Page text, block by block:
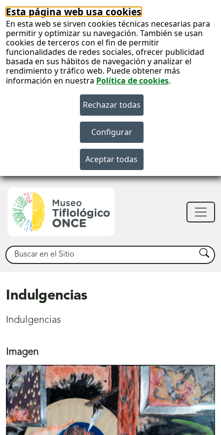
Esta página web usa cookies
En esta web se sirven cookies técnicas necesarias para
permitir y optimizar su navegación. También se usan
cookies de terceros con el fin de permitir
funcionalidades de redes sociales, ofrecer publicidad
basada en sus hábitos de navegación y analizar el
rendimiento y tráfico web. Puede obtener más
información en nuestra Política de cookies.
Buscar Buscar
Indulgencias
Indulgencias
Imagen